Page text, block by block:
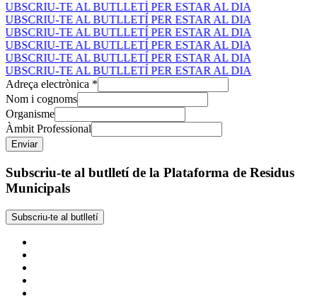
TE AL BUTLLETÍ PER ESTAR AL DIA
TE AL BUTLLETÍ PER ESTAR AL DIA
TE AL BUTLLETÍ PER ESTAR AL DIA
TE AL BUTLLETÍ PER ESTAR AL DIA
TE AL BUTLLETÍ PER ESTAR AL DIA
TE AL BUTLLETÍ PER ESTAR AL DIA
Adreça electrònica *
Nom i cognoms
Organisme
Àmbit Professional
Subscriu-te al butlletí de la Plataforma de Residus
Municipals
Subscriu-te al butlletí